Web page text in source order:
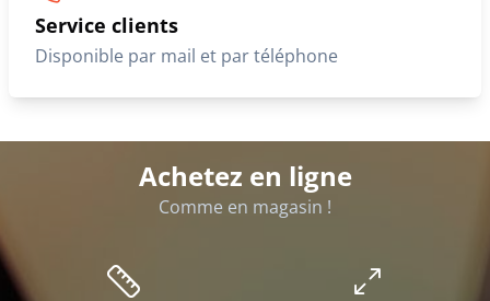
Service clients
Disponible par mail et par téléphone
Achetez en ligne
Comme en magasin !